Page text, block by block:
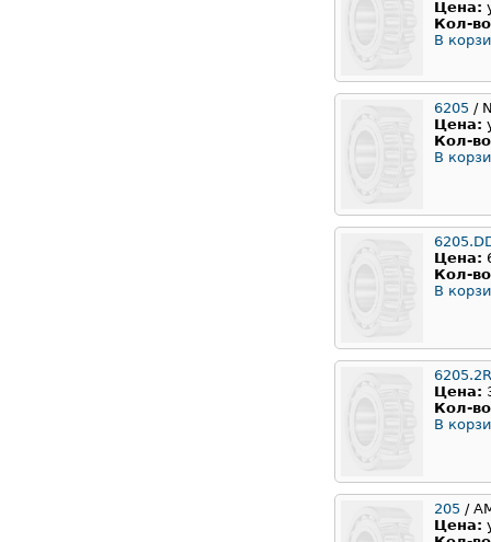
Цена:
Кол-
В
6205 /
Цена:
Кол-
В
Цена:
Кол-
В
Цена:
Кол-
В
205 /
Цена: